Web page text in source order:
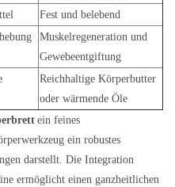
Fest und belebend
Muskelregeneration und
Gewebeentgiftung
Reichhaltige Körperbutter
oder wärmende Öle
ein feines
ein robustes
darstellt. Die Integration
ermöglicht einen ganzheitlichen